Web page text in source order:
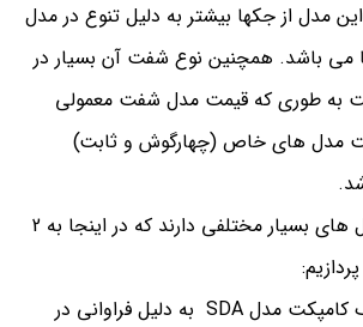
مدل از جکها بیشتر به دلیل تنوع در مدل
می باشد. همچنین نوع شفت آن بسیار در
به طوری که قیمت مدل شفت معمولی
مدل های خاص (چهارگوش و ثابت)
جکهای کامپکت مدل های بسیار مختلفی دارند که در اینجا به 2
قیمت جک پنوماتیک کامپکت مدل SDA به دلیل فراوانی در